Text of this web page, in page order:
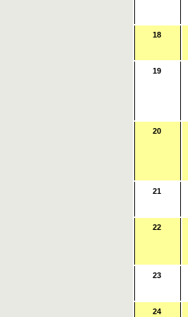
18
19
20
21
22
23
24